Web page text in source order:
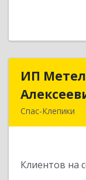
ИП
Спас-Клепики
Клиентов на